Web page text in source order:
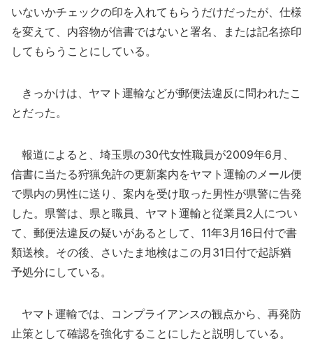
いないかチェックの印を入れてもらうだけだったが、仕様
を変えて、内容物が信書ではないと署名、または記名捺印
してもらうことにしている。
きっかけは、ヤマト運輸などが郵便法違反に問われたこ
とだった。
報道によると、埼玉県の30代女性職員が2009年6月、
信書に当たる狩猟免許の更新案内をヤマト運輸のメール便
で県内の男性に送り、案内を受け取った男性が県警に告発
した。県警は、県と職員、ヤマト運輸と従業員2人につい
て、郵便法違反の疑いがあるとして、11年3月16日付で書
類送検。その後、さいたま地検はこの月31日付で起訴猶
予処分にしている。
ヤマト運輸では、コンプライアンスの観点から、再発防
止策として確認を強化することにしたと説明している。